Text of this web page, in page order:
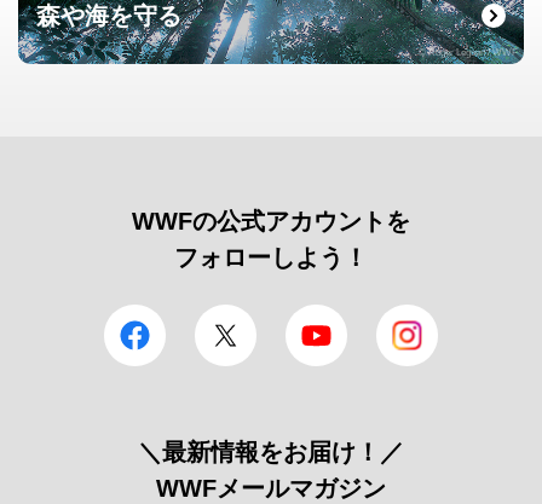
森や海を守る
© Roger Leguen / WWF
WWFの公式アカウントを
フォローしよう！
facebook Twitter YouTube
＼最新情報をお届け！／
WWFメールマガジン